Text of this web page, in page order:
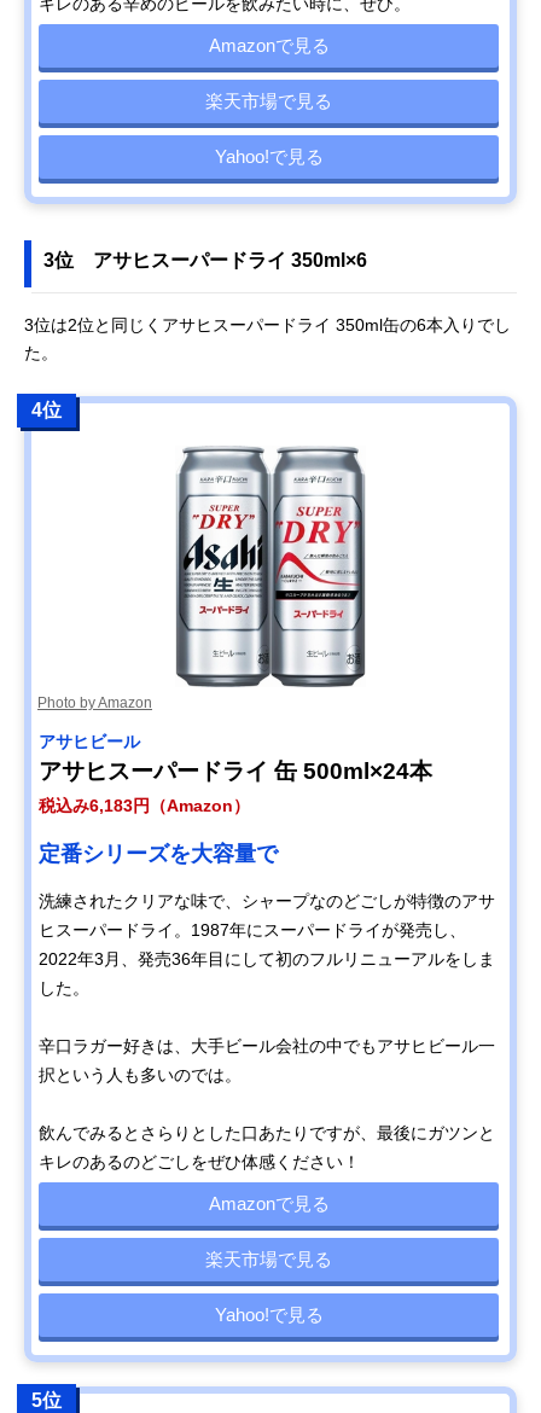
Amazonで見る
楽天市場で見る
Yahoo!で見る
3位 アサヒスーパードライ 350ml×6
3位は2位と同じくアサヒスーパードライ 350ml缶の6本入りでし
た。
4位
Photo by Amazon
アサヒビール
アサヒスーパードライ 缶 500ml×24本
税込み6,183円（Amazon）
定番シリーズを大容量で
洗練されたクリアな味で、シャープなのどごしが特徴のアサ
ヒスーパードライ。1987年にスーパードライが発売し、
2022年3月、発売36年目にして初のフルリニューアルをしま
した。
辛口ラガー好きは、大手ビール会社の中でもアサヒビール一
択という人も多いのでは。
飲んでみるとさらりとした口あたりですが、最後にガツンと
キレのあるのどごしをぜひ体感ください！
Amazonで見る
楽天市場で見る
Yahoo!で見る
5位